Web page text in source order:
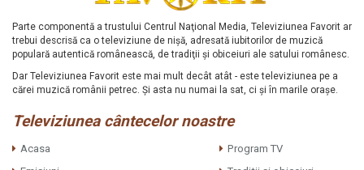
Parte componentă a trustului Centrul Naţional Media, Televiziunea Favorit ar
trebui descrisă ca o televiziune de nişă, adresată iubitorilor de muzică
populară autentică românească, de tradiţii şi obiceiuri ale satului românesc.
Dar Televiziunea Favorit este mai mult decât atât - este televiziunea pe a
cărei muzică românii petrec. Şi asta nu numai la sat, ci şi în marile oraşe.
Televiziunea cântecelor noastre
Acasa
Program TV